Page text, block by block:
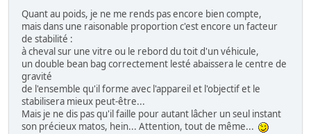
Quant au poids, je ne me rends pas encore bien compte,
mais dans une raisonable proportion c'est encore un facteur
de stabilité :
à cheval sur une vitre ou le rebord du toit d'un véhicule,
un double bean bag correctement lesté abaissera le centre de
gravité
de l'ensemble qu'il forme avec l'appareil et l'objectif et le
stabilisera mieux peut-être...
Mais je ne dis pas qu'il faille pour autant lâcher un seul instant
son précieux matos, hein... Attention, tout de même...